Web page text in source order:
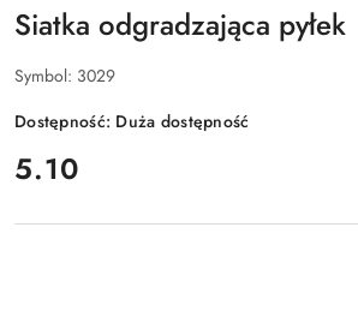
Siatka odgradzająca pyłek
Symbol: 3029
Dostępność: Duża dostępność
cena:
5.10